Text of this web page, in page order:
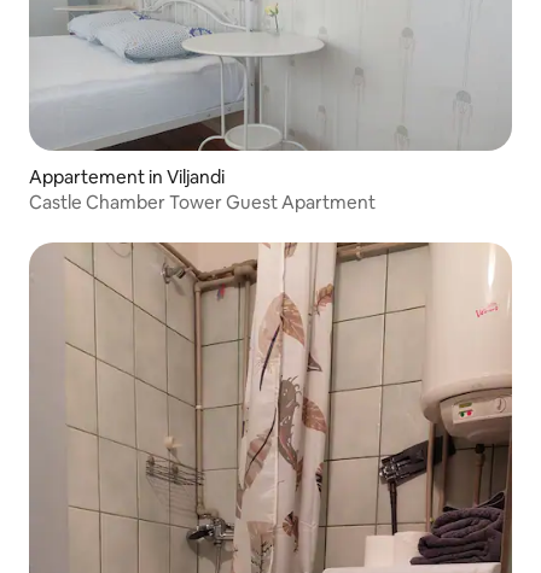
Appartement in Viljandi
Castle Chamber Tower Guest Apartment